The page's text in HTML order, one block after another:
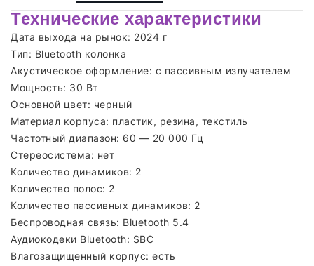
Технические характеристики
Дата выхода на рынок: 2024 г
Тип: Bluetooth колонка
Акустическое оформление: с пассивным излучателем
Мощность: 30 Вт
Основной цвет: черный
Материал корпуса: пластик, резина, текстиль
Частотный диапазон: 60 — 20 000 Гц
Стереосистема: нет
Количество динамиков: 2
Количество полос: 2
Количество пассивных динамиков: 2
Беспроводная связь: Bluetooth 5.4
Аудиокодеки Bluetooth: SBC
Влагозащищенный корпус: есть